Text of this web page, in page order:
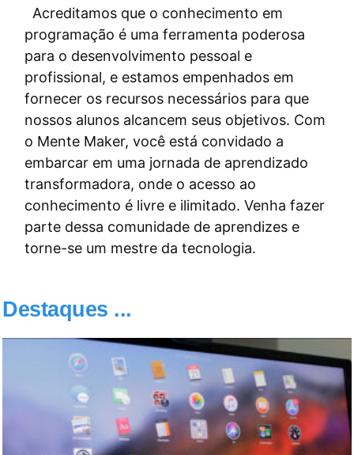
Acreditamos que o conhecimento em
programação é uma ferramenta poderosa
para o desenvolvimento pessoal e
profissional, e estamos empenhados em
fornecer os recursos necessários para que
nossos alunos alcancem seus objetivos. Com
o Mente Maker, você está convidado a
embarcar em uma jornada de aprendizado
transformadora, onde o acesso ao
conhecimento é livre e ilimitado. Venha fazer
parte dessa comunidade de aprendizes e
torne-se um mestre da tecnologia.
Destaques ...